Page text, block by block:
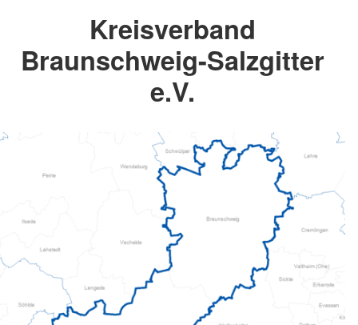
Kreisverband
Braunschweig-Salzgitter
e.V.